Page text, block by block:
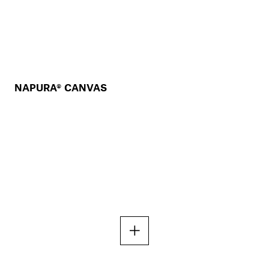
NAPURA® CANVAS